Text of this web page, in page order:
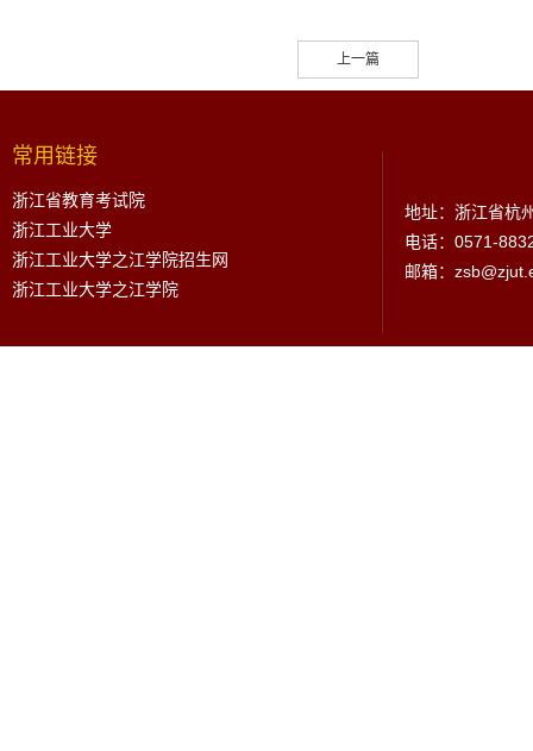
上一篇
常用链接
浙江省教育考试院
浙江工业大学
浙江工业大学之江学院招生网
浙江工业大学之江学院
地址：浙江省杭
电话：0571-
邮箱：